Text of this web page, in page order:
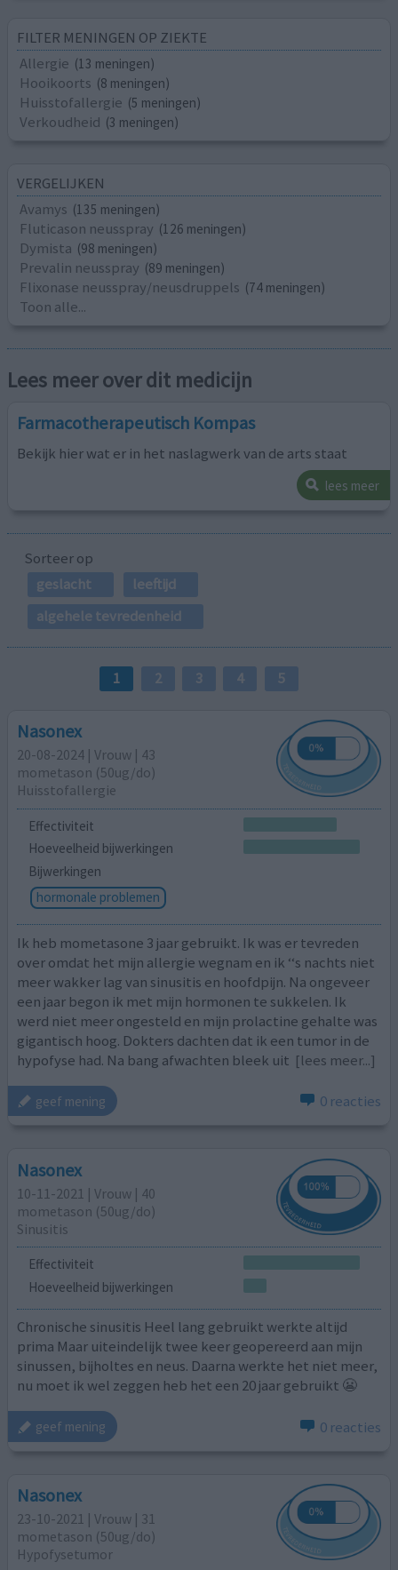
FILTER MENINGEN OP ZIEKTE
Allergie (13 meningen)
Hooikoorts (8 meningen)
Huisstofallergie (5 meningen)
Verkoudheid (3 meningen)
VERGELIJKEN
Avamys (135 meningen)
Fluticason neusspray (126 meningen)
Dymista (98 meningen)
Prevalin neusspray (89 meningen)
Flixonase neusspray/neusdruppels (74 meningen)
Toon alle...
Lees meer over dit medicijn
Farmacotherapeutisch Kompas
Bekijk hier wat er in het naslagwerk van de arts staat
lees meer
Sorteer op
geslacht
leeftijd
algehele tevredenheid
1 2 3 4 5
Nasonex
20-08-2024 | Vrouw | 43
mometason (50ug/do)
Huisstofallergie
Effectiviteit
Hoeveelheid bijwerkingen
Bijwerkingen
hormonale problemen
Ik heb mometasone 3 jaar gebruikt. Ik was er tevreden
over omdat het mijn allergie wegnam en ik ‘‘s nachts niet
meer wakker lag van sinusitis en hoofdpijn. Na ongeveer
een jaar begon ik met mijn hormonen te sukkelen. Ik
werd niet meer ongesteld en mijn prolactine gehalte was
gigantisch hoog. Dokters dachten dat ik een tumor in de
hypofyse had. Na bang afwachten bleek uit [lees meer...]
geef mening 0 reacties
Nasonex
10-11-2021 | Vrouw | 40
mometason (50ug/do)
Sinusitis
Effectiviteit
Hoeveelheid bijwerkingen
Chronische sinusitis Heel lang gebruikt werkte altijd
prima Maar uiteindelijk twee keer geopereerd aan mijn
sinussen, bijholtes en neus. Daarna werkte het niet meer,
nu moet ik wel zeggen heb het een 20 jaar gebruikt 😬
geef mening 0 reacties
Nasonex
23-10-2021 | Vrouw | 31
mometason (50ug/do)
Hypofysetumor